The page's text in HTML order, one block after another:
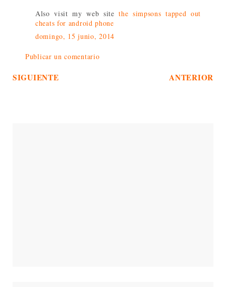
Also visit my web sitethe simpsons tapped out
cheats for android phone
domingo, 15 junio, 2014
Publicar un comentario
SIGUIENTE ANTERIOR